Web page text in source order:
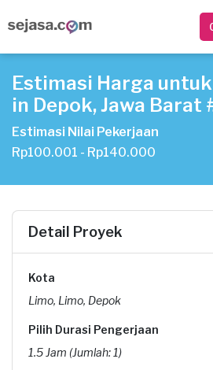
Estimasi Harga
in Depok, Jawa
Estimasi Nilai Pekerjaan
Rp100.001 - Rp140.000
Detail Proyek
Kota
Limo, Limo, Depok
Pilih Durasi Pengerjaan
1.5 Jam (Jumlah: 1)